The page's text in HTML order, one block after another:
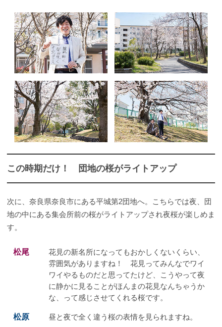
この時期だけ！ 団地の桜がライトアップ
次に、奈良県奈良市にある平城第2団地へ。こちらでは夜、団
地の中にある集会所前の桜がライトアップされ夜桜が楽しめま
す。
松尾
花見の新名所になってもおかしくないくらい、
雰囲気がありますね！ 花見ってみんなでワイ
ワイやるものだと思ってたけど、こうやって夜
に静かに見ることがほんまの花見なんちゃうか
な、って感じさせてくれる桜です。
松原 昼と夜で全く違う桜の表情を見られますね。